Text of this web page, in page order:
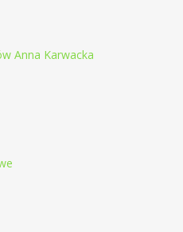
Anna Karwacka